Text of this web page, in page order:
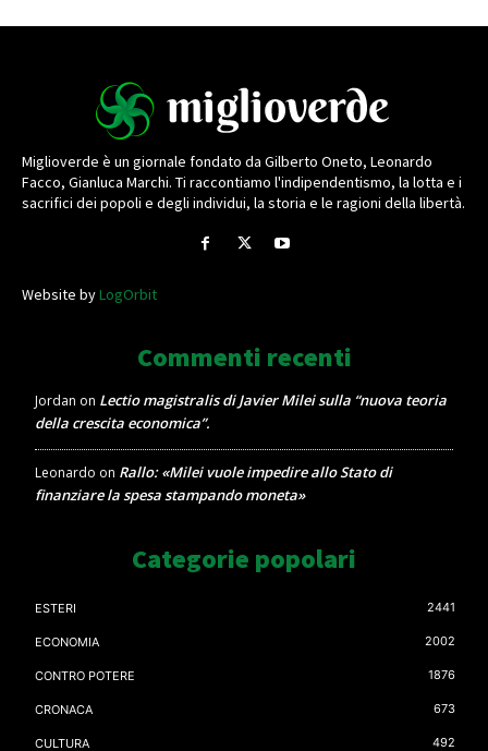
Miglioverde è un giornale fondato da Gilberto Oneto, Leonardo
Facco, Gianluca Marchi. Ti raccontiamo l'indipendentismo, la lotta e i
sacrifici dei popoli e degli individui, la storia e le ragioni della libertà.
Website byLogOrbit
Commenti recenti
Jordan on Lectio magistralis di Javier Milei sulla “nuova teoria
della crescita economica”.
Leonardo on Rallo: «Milei vuole impedire allo Stato di
finanziare la spesa stampando moneta»
Categorie popolari
ESTERI 2441
ECONOMIA 2002
CONTRO POTERE 1876
CRONACA 673
CULTURA 492